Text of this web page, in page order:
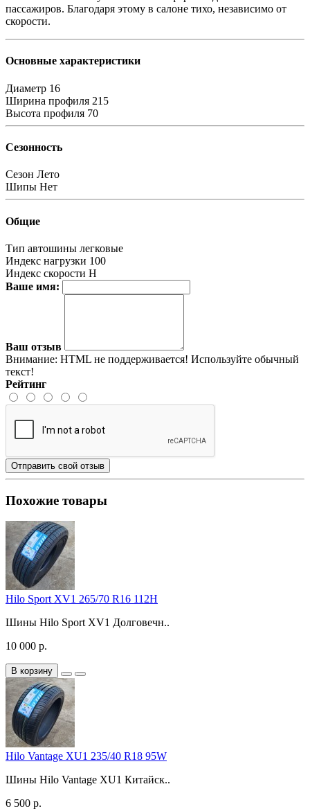
пассажиров. Благодаря этому в салоне тихо, независимо от
скорости.
Основные характеристики
Диаметр 16
Ширина профиля 215
Высота профиля 70
Сезонность
Сезон Лето
Шипы Нет
Общие
Тип автошины легковые
Индекс нагрузки 100
Индекс скорости H
Ваше имя:
Ваш отзыв
Внимание: HTML не поддерживается! Используйте обычный
текст!
Рейтинг
Отправить свой отзыв
Похожие товары
Hilo Sport XV1 265/70 R16 112H
Шины Hilo Sport XV1 Долговечн..
10 000 р.
В корзину
Hilo Vantage XU1 235/40 R18 95W
Шины Hilo Vantage XU1 Китайск..
6 500 р.